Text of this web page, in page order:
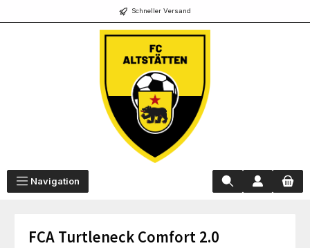
Schneller Versand
Navigation
FCA Turtleneck Comfort 2.0